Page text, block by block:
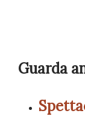
Guarda